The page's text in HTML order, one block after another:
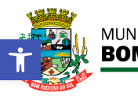
Barra de